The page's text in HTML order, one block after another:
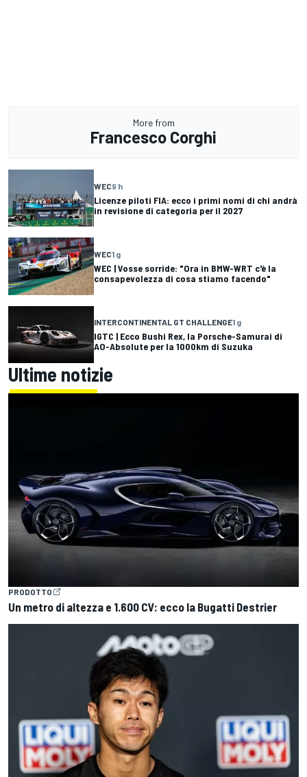
More from
Francesco Corghi
WEC9 h
Licenze piloti FIA: ecco i primi nomi di chi andrà
in revisione di categoria per il 2027
WEC1 g
WEC | Vosse sorride: "Ora in BMW-WRT c'è la
consapevolezza di cosa stiamo facendo"
INTERCONTINENTAL GT CHALLENGE1 g
IGTC | Ecco Bushi Rex, la Porsche-Samurai di
AO-Absolute per la 1000km di Suzuka
Ultime notizie
PRODOTTO
Un metro di altezza e 1.600 CV: ecco la Bugatti Destrier